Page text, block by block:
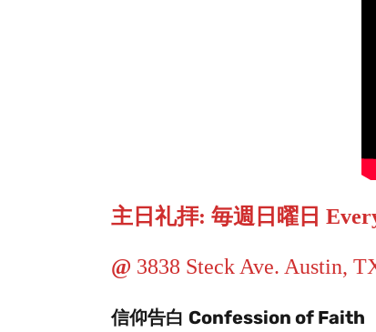
主日礼拝: 毎週日曜日
@ 3838 Steck Ave. Austin,
信仰告白 Confession of Faith